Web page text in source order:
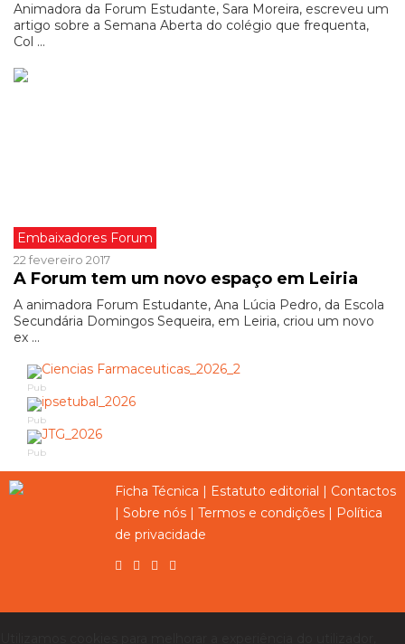
Animadora da Forum Estudante, Sara Moreira, escreveu um
artigo sobre a Semana Aberta do colégio que frequenta,
Col ...
Embaixadores Forum
22 fevereiro 2017
A Forum tem um novo espaço em Leiria
A animadora Forum Estudante, Ana Lúcia Pedro, da Escola
Secundária Domingos Sequeira, em Leiria, criou um novo
ex ...
Pub
Pub
Pub
Ficha Técnica | Estatuto editorial | Contactos
| Sobre nós | Termos e condições | Política
de privacidade